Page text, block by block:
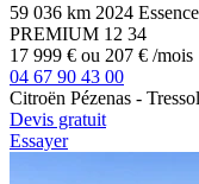
59 036 km 2024 Essence
PREMIUM 12 34
17 999 € ou 207 € /mois
04 67 90 43 00
Citroën Pézenas -
Devis gratuit
Essayer